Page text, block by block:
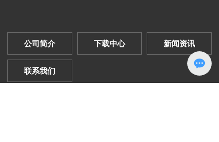
公司简介 下载中心 新闻资讯
联系我们